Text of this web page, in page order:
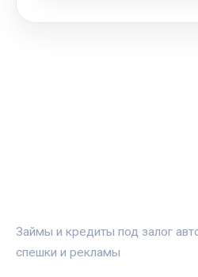
Займы и кредиты под залог
спешки и рекламы